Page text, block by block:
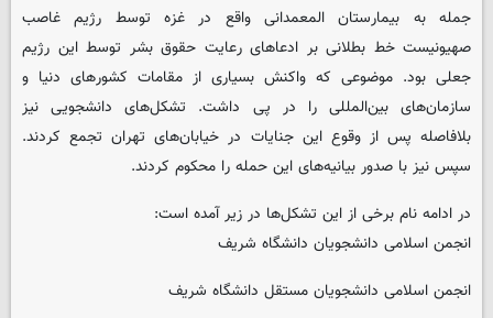
جمله به بیمارستان المعمدانی واقع در غزه توسط رژیم غاصب
صهیونیست خط بطلانی بر ادعاهای رعایت حقوق بشر توسط این رژیم
جعلی بود. موضوعی که واکنش بسیاری از مقامات کشورهای دنیا و
سازمان‌های بین‌المللی را در پی داشت. تشکل‌های دانشجویی نیز
بلافاصله پس از وقوع این جنایات در خیابان‌های تهران تجمع کردند.
سپس نیز با صدور بیانیه‌های این حمله را محکوم کردند.
در ادامه نام برخی از این تشکل‌ها در زیر آمده است:
انجمن اسلامی دانشجویان دانشگاه شریف
انجمن اسلامی دانشجویان مستقل دانشگاه شریف